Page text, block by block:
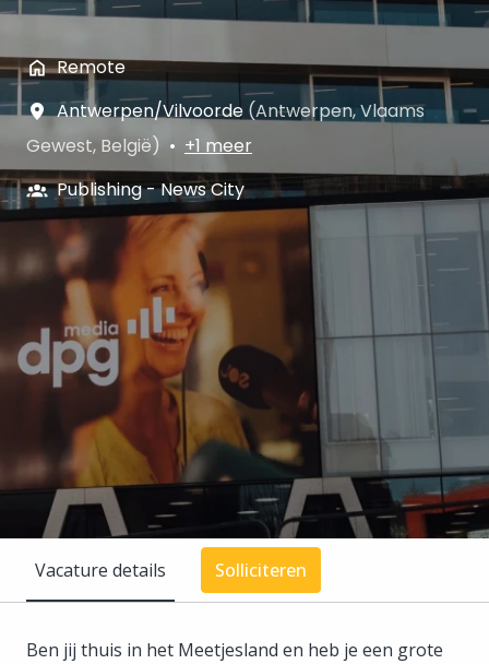
Remote
Antwerpen/Vilvoorde (Antwerpen,Vlaams
Gewest, België) • +1 meer
Publishing - News City
Vacature details Solliciteren
Ben jij thuis in het Meetjesland en heb je een grote